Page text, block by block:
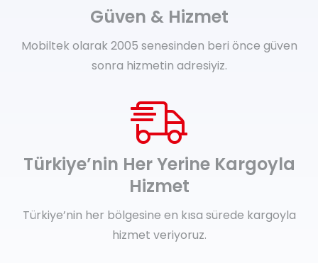
Güven & Hizmet
Mobiltek olarak 2005 senesinden beri önce güven
sonra hizmetin adresiyiz.
Türkiye’nin Her Yerine Kargoyla
Hizmet
Türkiye’nin her bölgesine en kısa sürede kargoyla
hizmet veriyoruz.